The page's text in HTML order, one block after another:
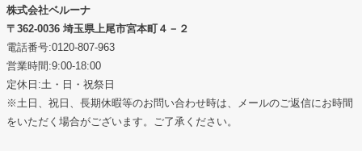
株式会社ベルーナ
362-0036 埼玉県上尾市宮本町４－２
電話番号:0120-807-963
営業時間:9:00-18:00
定休日:土・日・祝祭日
※土日、祝日、長期休暇等のお問い合わせ時は、メールのご返信にお時間
をいただく場合がございます。ご了承ください。